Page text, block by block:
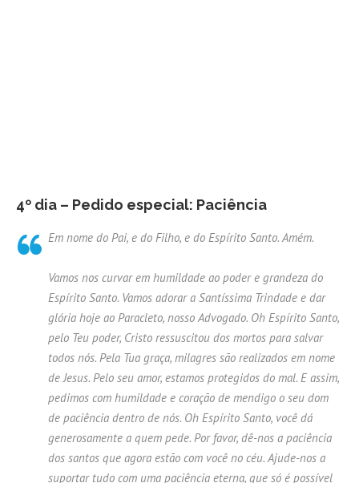
4º dia – Pedido especial: Paciência
Em nome do Pai, e do Filho, e do Espírito Santo. Amém.
Vamos nos curvar em humildade ao poder e grandeza do
Espírito Santo. Vamos adorar a Santíssima Trindade e dar
glória hoje ao Paracleto, nosso Advogado. Oh Espírito Santo,
pelo Teu poder, Cristo ressuscitou dos mortos para salvar
todos nós. Pela Tua graça, milagres são realizados em nome
de Jesus. Pelo seu amor, estamos protegidos do mal. E assim,
pedimos com humildade e coração de mendigo o seu dom
de paciência dentro de nós. Oh Espírito Santo, você dá
generosamente a quem pede. Por favor, dê-nos a paciência
dos santos que agora estão com você no céu. Ajude-nos a
suportar tudo com uma paciência eterna, que só é possível